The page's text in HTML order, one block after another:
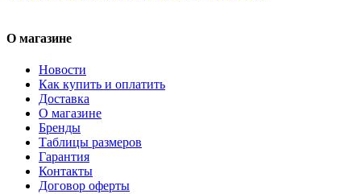
О магазине
Новости
Как купить и оплатить
Доставка
О магазине
Бренды
Таблицы размеров
Гарантия
Контакты
Договор оферты